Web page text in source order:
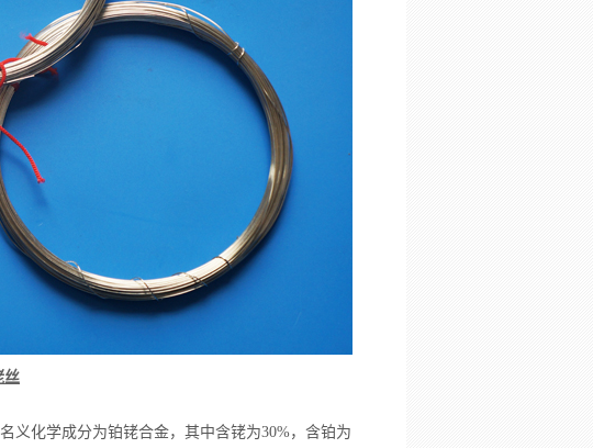
丝
义化学成分为铂铑合金，其中含铑为30%，含铂为